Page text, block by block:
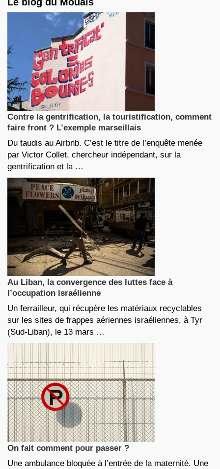
Contre la gentrification, la touristification, comment
faire front ? L’exemple marseillais
Du taudis au Airbnb. C’est le titre de l’enquête menée
par Victor Collet, chercheur indépendant, sur la
gentrification et la …
Au Liban, la convergence des luttes face à
l’occupation israélienne
Un ferrailleur, qui récupère les matériaux recyclables
sur les sites de frappes aériennes israéliennes, à Tyr
(Sud-Liban), le 13 mars …
On fait comment pour passer ?
Une ambulance bloquée à l’entrée de la maternité. Une